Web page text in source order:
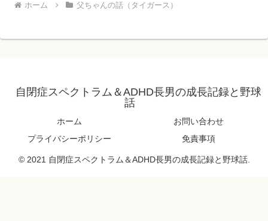
ホーム 父ちゃんの話（タイガース）
自閉症スペクトラム＆ADHD長男の成長記録と野球
話
ホーム
お問い合わせ
プライバシーポリシー
免責事項
© 2021 自閉症スペクトラム＆ADHD長男の成長記録と野球話.